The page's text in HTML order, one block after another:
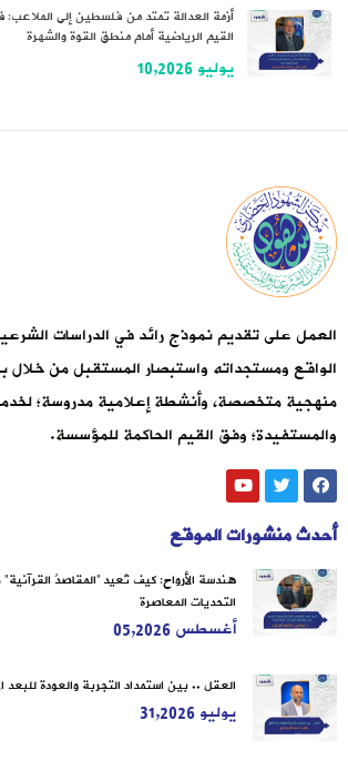
أزمة العدالة تمتد من فلسطين إلى
القيم الرياضية أمام منطق القوة والشهرة
يوليو 10,2026
العمل على تقديم نموذج رائد في الدراسات
الواقع ومستجداته واستبصار المستقبل من خلال
منهجية متخصصة، وأنشطة إعلامية مدروسة؛
والمستفيدة؛ وفق القيم الحاكمة للمؤسسة.
أحدث منشورات الموقع
هندسة الأرواح: كيف تُعيد “المقاصدُ
التحديات المعاصرة
أغسطس 05,2026
العقل .. بين استمداد التجربة والعودة للبعد
يوليو 31,2026